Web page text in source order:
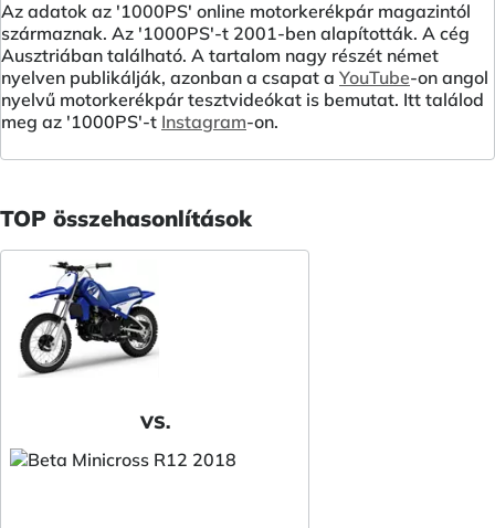
Az adatok az '1000PS' online motorkerékpár magazintól
származnak. Az '1000PS'-t 2001-ben alapították. A cég
Ausztriában található. A tartalom nagy részét német
nyelven publikálják, azonban a csapat a YouTube-on angol
nyelvű motorkerékpár tesztvideókat is bemutat. Itt találod
meg az '1000PS'-t Instagram-on.
TOP összehasonlítások
VS.